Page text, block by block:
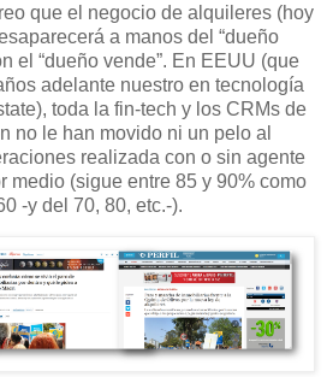
que el negocio de alquileres (hoy
a manos del “dueño
el “dueño vende”. En EEUU (que
adelante nuestro en tecnología
toda la fin-tech y los CRMs de
no le han movido ni un pelo al
realizada con o sin agente
medio (sigue entre 85 y 90% como
-y del 70, 80, etc.-).